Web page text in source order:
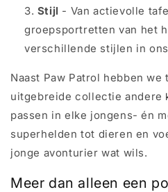
Stijl - Van actievolle
groepsportretten van het
verschillende stijlen in
Naast Paw Patrol hebben we
uitgebreide collectie andere
passen in elke jongens- én
superhelden tot dieren en
jonge avonturier wat wils.
Meer dan alleen een